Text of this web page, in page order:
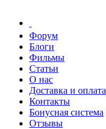
Форум
Блоги
Фильмы
Статьи
О нас
Доставка и оплата
Контакты
Бонусная система
Отзывы